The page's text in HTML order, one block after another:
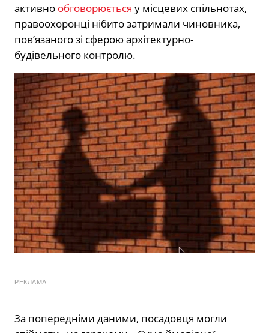
активно обговорюється у місцевих спільнотах,
правоохоронці нібито затримали чиновника,
пов’язаного зі сферою архітектурно-
будівельного контролю.
РЕКЛАМА
За попередніми даними, посадовця могли